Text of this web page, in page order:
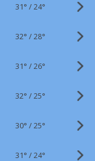
31° /24°
32° /28°
31° /26°
32° /25°
30° /25°
31° /24°